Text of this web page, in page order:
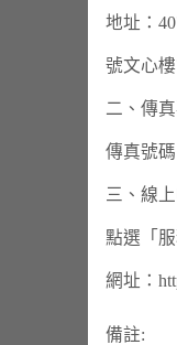
地址：
號文心
二、傳
傳真號碼
三、線
點選「服
網址：
備註: